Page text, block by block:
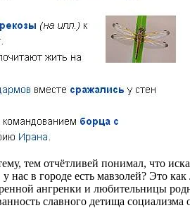
тем отчётливей понимал, что
нас в городе есть мавзолей? Это
ангренки и любительницы
славного детища социализма